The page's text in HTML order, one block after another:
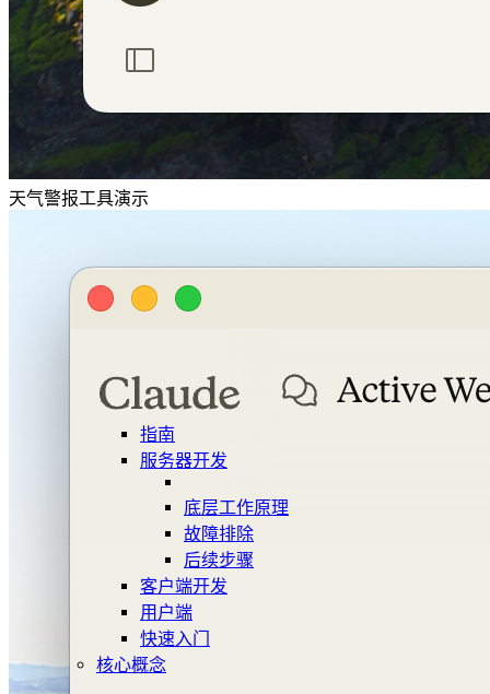
指南
服务器开发
底层工作原理
故障排除
后续步骤
客户端开发
用户端
快速入门
核心概念
天气警报工具演示